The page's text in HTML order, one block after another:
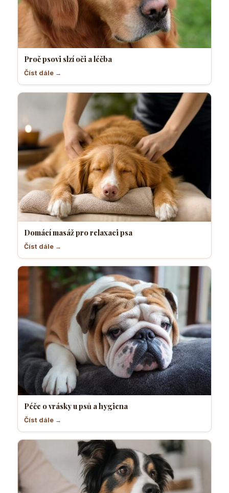
Proč psovi slzí oči a léčba
Číst dále →
Domácí masáž pro relaxaci psa
Číst dále →
Péče o vrásky u psů a hygiena
Číst dále →